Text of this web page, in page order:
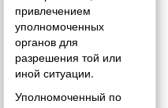
привлечением
уполномоченных
органов для
разрешения той или
иной ситуации.
Уполномоченный по